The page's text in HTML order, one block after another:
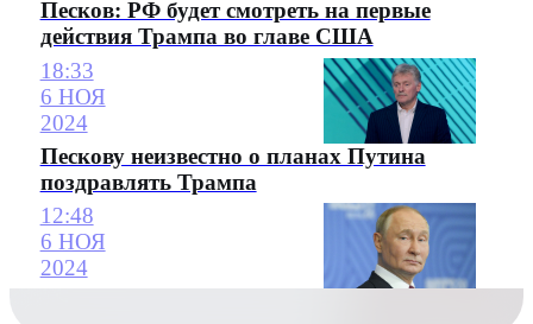
Песков: РФ будет смотреть на первые
действия Трампа во главе США
18:33
6 НОЯ
2024
Пескову неизвестно о планах Путина
поздравлять Трампа
12:48
6 НОЯ
2024